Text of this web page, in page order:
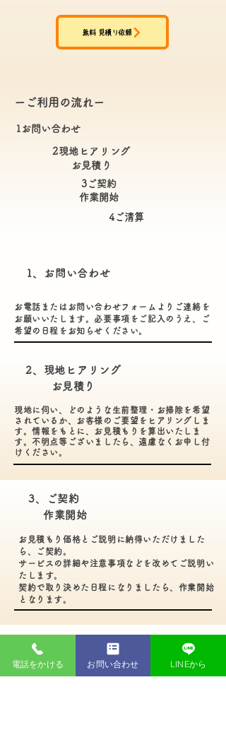
無料 見積り依頼
ーご利用の流れー
1お問い合わせ
2現地ヒアリング
​お見積り
3ご契約
​作業開始
​4ご清算
1、お問い合わせ
お電話またはお問い合わせフォームよりご連絡を
お願いいたします。必要事項をご記入のうえ、ご
希望の日程をお知らせください。
2、現地ヒアリング
​お見積り
現地に伺い、どのような生前整理・お掃除を希望
されているか、お客様のご要望をヒアリングしま
す。情報をもとに、お見積もりを算出いたしま
す。不明点等ございましたら、遠慮なくお申し付
けください。
3、ご契約​
作業開始
お見積もり価格とご説明に納得いただけました
ら、ご契約。
サービスの詳細や注意事項などを改めてご説明い
たします。
契約で取り決めた日程になりましたら、作業開始
となります。
4、ご清算
電話をかける お問い合わせ LINEから